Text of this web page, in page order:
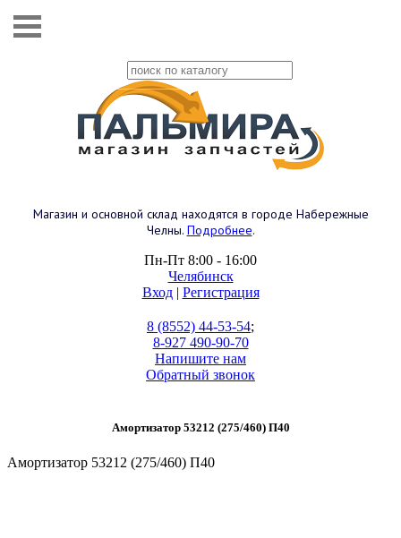
Магазин и основной склад находятся в городе Набережные
Челны. Подробнее.
Пн-Пт 8:00 - 16:00
Челябинск
Вход| Регистрация
8 (8552) 44-53-54;
8-927 490-90-70
Напишите нам
Обратный звонок
Амортизатор 53212 (275/460) П40
Амортизатор 53212 (275/460) П40